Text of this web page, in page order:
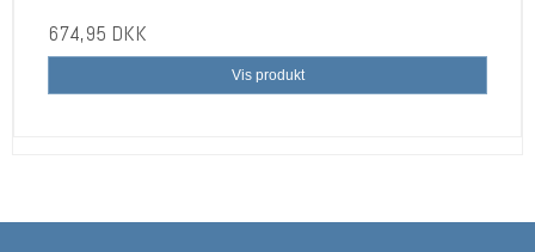
674,95 DKK
Vis produkt